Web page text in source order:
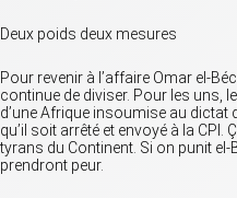
Deux poids deux mesures
Pour revenir à l’affaire Omar el-
continue de diviser. Pour les uns,
d’une Afrique insoumise au dictat
qu’il soit arrêté et envoyé à la CPI.
tyrans du Continent. Si on punit
prendront peur.